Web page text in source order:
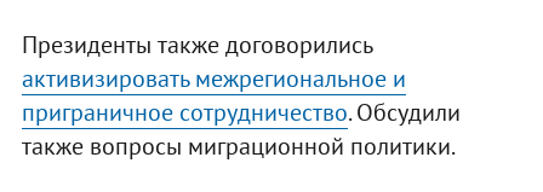
Президенты также договорились
активизировать межрегиональное и
приграничное сотрудничество. Обсудили
также вопросы миграционной политики.